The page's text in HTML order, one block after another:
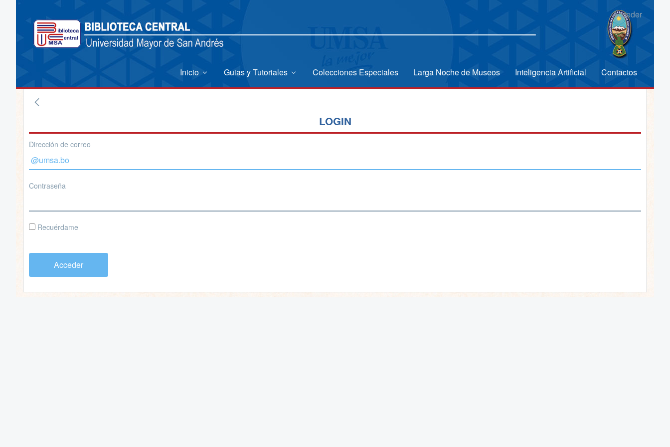
Acceder
Inicio Guias y Tutoriales Colecciones Especiales Larga Noche de Museos Inteligencia Artificial Contactos
LOGIN
Dirección de correo
Contraseña
Recuérdame
Acceder